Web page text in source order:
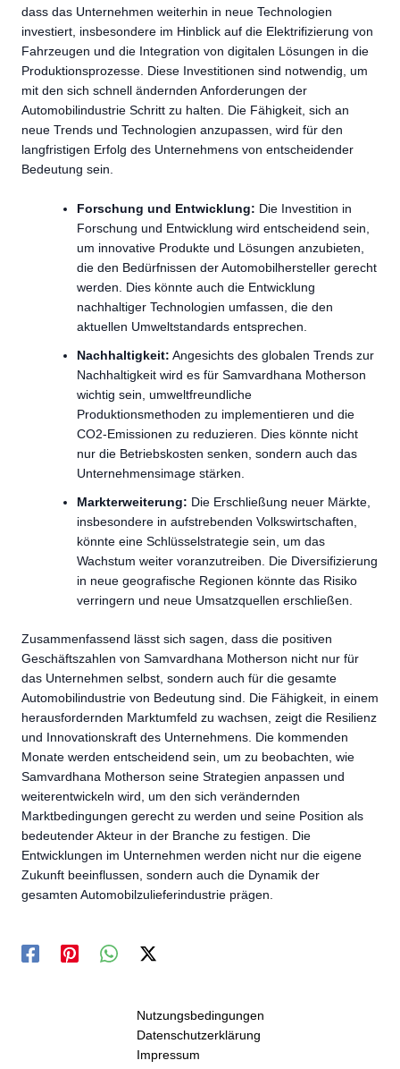
dass das Unternehmen weiterhin in neue Technologien
investiert, insbesondere im Hinblick auf die Elektrifizierung von
Fahrzeugen und die Integration von digitalen Lösungen in die
Produktionsprozesse. Diese Investitionen sind notwendig, um
mit den sich schnell ändernden Anforderungen der
Automobilindustrie Schritt zu halten. Die Fähigkeit, sich an
neue Trends und Technologien anzupassen, wird für den
langfristigen Erfolg des Unternehmens von entscheidender
Bedeutung sein.
Forschung und Entwicklung: Die Investition in
Forschung und Entwicklung wird entscheidend sein,
um innovative Produkte und Lösungen anzubieten,
die den Bedürfnissen der Automobilhersteller gerecht
werden. Dies könnte auch die Entwicklung
nachhaltiger Technologien umfassen, die den
aktuellen Umweltstandards entsprechen.
Nachhaltigkeit: Angesichts des globalen Trends zur
Nachhaltigkeit wird es für Samvardhana Motherson
wichtig sein, umweltfreundliche
Produktionsmethoden zu implementieren und die
CO2-Emissionen zu reduzieren. Dies könnte nicht
nur die Betriebskosten senken, sondern auch das
Unternehmensimage stärken.
Markterweiterung: Die Erschließung neuer Märkte,
insbesondere in aufstrebenden Volkswirtschaften,
könnte eine Schlüsselstrategie sein, um das
Wachstum weiter voranzutreiben. Die Diversifizierung
in neue geografische Regionen könnte das Risiko
verringern und neue Umsatzquellen erschließen.
Zusammenfassend lässt sich sagen, dass die positiven
Geschäftszahlen von Samvardhana Motherson nicht nur für
das Unternehmen selbst, sondern auch für die gesamte
Automobilindustrie von Bedeutung sind. Die Fähigkeit, in einem
herausfordernden Marktumfeld zu wachsen, zeigt die Resilienz
und Innovationskraft des Unternehmens. Die kommenden
Monate werden entscheidend sein, um zu beobachten, wie
Samvardhana Motherson seine Strategien anpassen und
weiterentwickeln wird, um den sich verändernden
Marktbedingungen gerecht zu werden und seine Position als
bedeutender Akteur in der Branche zu festigen. Die
Entwicklungen im Unternehmen werden nicht nur die eigene
Zukunft beeinflussen, sondern auch die Dynamik der
gesamten Automobilzulieferindustrie prägen.
Nutzungsbedingungen
Datenschutzerklärung
Impressum